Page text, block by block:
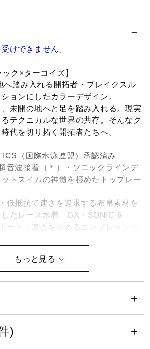
ズノスリープ
ア／レイン
クササイズ
キッズ
ル
ライセンス
けできません。
ク×ターコイズ】
へ踏み入れる開拓者・ブレイクスル
ョンにしたカラーデザイン。
未開の地へと足を踏み入れる。現実
テクニカルな世界の共存。そんなク
代を切り拓く開拓者たちへ。
（国際水泳連盟）承認済み
音波接着（＊）・ソニックラインデ
トスイムの神髄を極めたトップレー
低抵抗で速さを追求する布帛素材を
したレース水着 GX・SONIC 6
ート：速さを求めるコンプレッショ
＊一部縫製部分もあります＊
た競泳レース用水着で、タイトなフ
クノロジー：生地や構造によってフ
た競泳レース用水着で、タイトなフ
)